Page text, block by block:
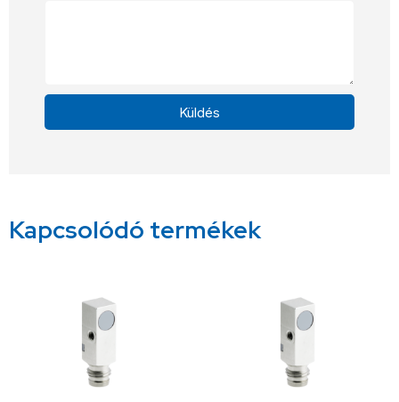
Küldés
Kapcsolódó termékek